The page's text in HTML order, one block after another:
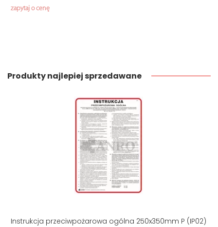
zapytaj o cenę
Produkty najlepiej sprzedawane
Instrukcja przeciwpożarowa ogólna 250x350mm P (IP02)